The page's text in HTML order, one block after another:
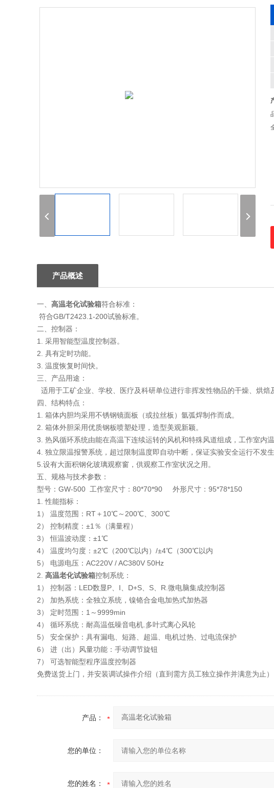
产品概述
一、 高温老化试验箱符合标准：
符合GB/T2423.1-200试验标准。
二、控制器：
1. 采用智能型温度控制器。
2. 具有定时功能。
3. 温度恢复时间快。
三、产品用途：
适用于工矿企业、学校、医疗及科研单位进行非挥发性物品的干燥、烘焙
四、结构特点：
1. 箱体内胆均采用不锈钢镜面板（或拉丝板）氩弧焊制作而成。
2. 箱体外胆采用优质钢板喷塑处理，造型美观新颖。
3. 热风循环系统由能在高温下连续运转的风机和特殊风道组成，工作室内温
4. 独立限温报警系统，超过限制温度即自动中断，保证实验安全运行不发生
5.设有大面积钢化玻璃观察窗，供观察工作室状况之用。
五、规格与技术参数：
型号：GW-500 工作室尺寸：80*70*90 外形尺寸：95*78*150
1. 性能指标：
1） 温度范围：RT＋10℃～200℃、300℃
2） 控制精度：±1％（满量程）
3） 恒温波动度：±1℃
4） 温度均匀度：±2℃（200℃以内）/±4℃（300℃以内
5） 电源电压：AC220V / AC380V 50Hz
2. 高温老化试验箱控制系统：
1） 控制器：LED数显P、I、D+S、S、R.微电脑集成控制器
2） 加热系统：全独立系统，镍铬合金电加热式加热器
3） 定时范围：1～9999min
4） 循环系统：耐高温低噪音电机.多叶式离心风轮
5） 安全保护：具有漏电、短路、超温、电机过热、过电流保护
6） 进（出）风量功能：手动调节旋钮
7） 可选智能型程序温度控制器
免费送货上门，并安装调试操作介绍（直到需方员工独立操作并满意为止）
产品：
您的单位：
您的姓名：